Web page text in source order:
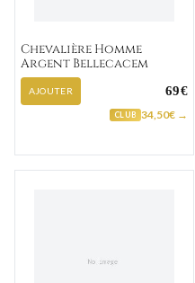
Chevalière Homme
Argent Bellecacem
AJOUTER 69€
CLUB 34,50€ →